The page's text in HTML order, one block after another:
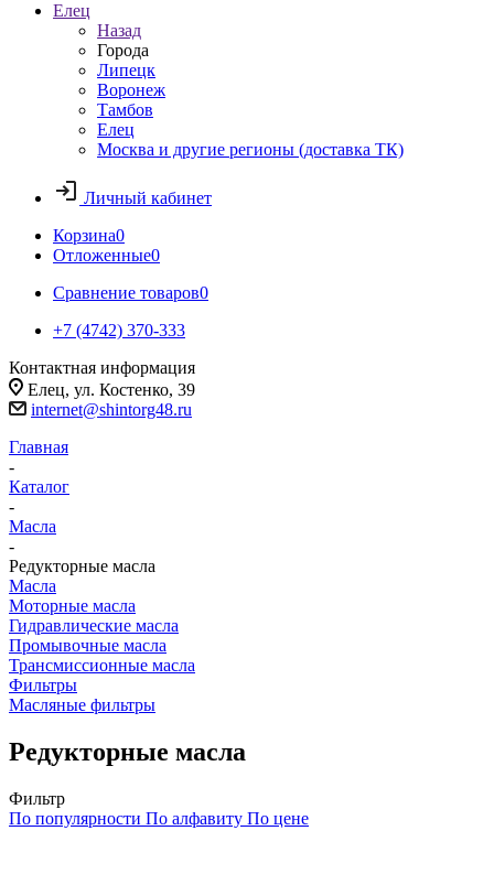
Елец
Назад
Города
Липецк
Воронеж
Тамбов
Елец
Москва и другие регионы (доставка ТК)
Личный кабинет
Корзина0
Отложенные0
Сравнение товаров0
+7 (4742) 370-333
Контактная информация
Елец, ул. Костенко, 39
internet@shintorg48.ru
Главная
-
Каталог
-
Масла
-
Редукторные масла
Масла
Моторные масла
Гидравлические масла
Промывочные масла
Трансмиссионные масла
Фильтры
Масляные фильтры
Редукторные масла
Фильтр
По популярности По алфавиту По цене